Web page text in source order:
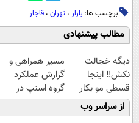
برچسب ها: بازار ، تهران ، قاجار
مطالب پیشنهادی
دیگه خجالت
نکش‼️ اینجا
قسطی مو بکار
(تضمینی)
مسیر همراهی و
گزارش عملکرد
گروه اسنپ در
۱۴۰۴
از سراسر وب